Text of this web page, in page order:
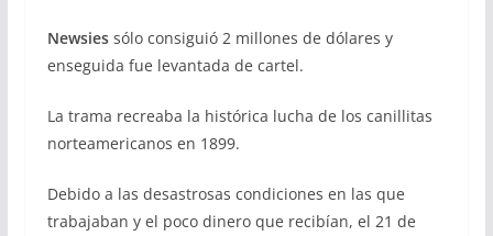
Newsiessólo consiguió 2 millones de dólares y
enseguida fue levantada de cartel.
La trama recreaba la histórica lucha de los canillitas
norteamericanos en 1899.
Debido a las desastrosas condiciones en las que
trabajaban y el poco dinero que recibían, el 21 de